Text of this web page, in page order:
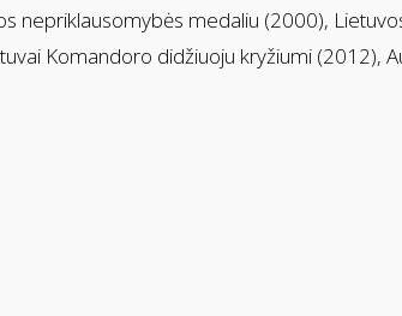
nepriklausomybės medaliu (2000),
Komandoro didžiuoju kryžiumi (2012),